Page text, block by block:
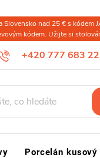
nad 25 € s
kódem. Užijte si
+420 777 683
a platba Slovensko a svět
Porcelán kusový